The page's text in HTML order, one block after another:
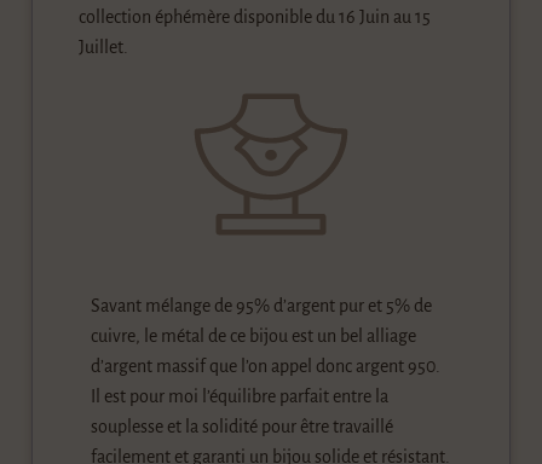
collection éphémère disponible du 16 Juin au 15
Juillet.
Savant mélange de 95% d’argent pur et 5% de
cuivre, le métal de ce bijou est un bel alliage
d’argent massif que l’on appel donc argent 950.
Il est pour moi l’équilibre parfait entre la
souplesse et la solidité pour être travaillé
facilement et garanti un bijou solide et résistant.